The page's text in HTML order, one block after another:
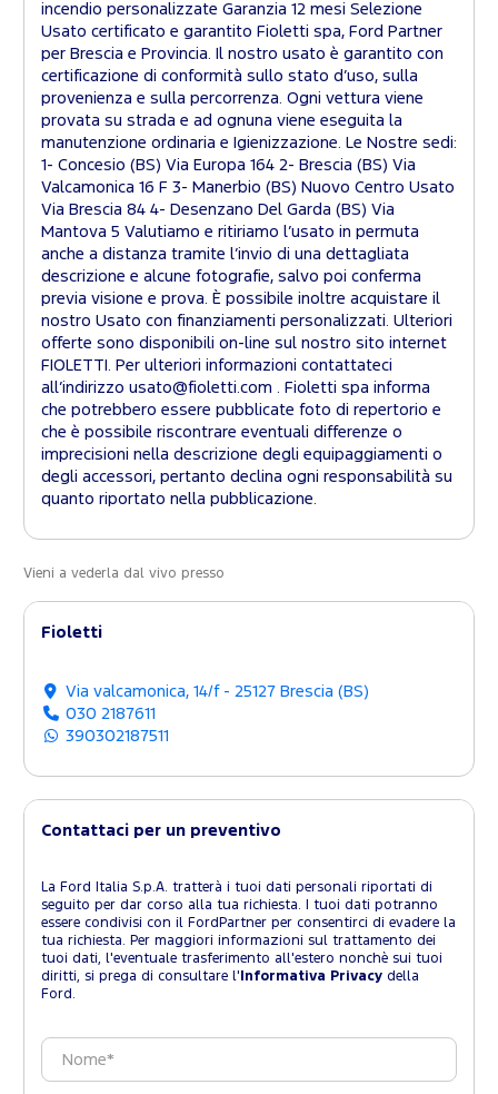
incendio personalizzate Garanzia 12 mesi Selezione
Usato certificato e garantito Fioletti spa, Ford Partner
per Brescia e Provincia. Il nostro usato è garantito con
certificazione di conformità sullo stato d’uso, sulla
provenienza e sulla percorrenza. Ogni vettura viene
provata su strada e ad ognuna viene eseguita la
manutenzione ordinaria e Igienizzazione. Le Nostre sedi:
1- Concesio (BS) Via Europa 164 2- Brescia (BS) Via
Valcamonica 16 F 3- Manerbio (BS) Nuovo Centro Usato
Via Brescia 84 4- Desenzano Del Garda (BS) Via
Mantova 5 Valutiamo e ritiriamo l’usato in permuta
anche a distanza tramite l’invio di una dettagliata
descrizione e alcune fotografie, salvo poi conferma
previa visione e prova. È possibile inoltre acquistare il
nostro Usato con finanziamenti personalizzati. Ulteriori
offerte sono disponibili on-line sul nostro sito internet
FIOLETTI. Per ulteriori informazioni contattateci
all’indirizzo usato@fioletti.com . Fioletti spa informa
che potrebbero essere pubblicate foto di repertorio e
che è possibile riscontrare eventuali differenze o
imprecisioni nella descrizione degli equipaggiamenti o
degli accessori, pertanto declina ogni responsabilità su
quanto riportato nella pubblicazione.
Vieni a vederla dal vivo presso
Fioletti
Via valcamonica, 14/f - 25127 Brescia (BS)
030 2187611
390302187511
Contattaci per un preventivo
La Ford Italia S.p.A. tratterà i tuoi dati personali riportati di
seguito per dar corso alla tua richiesta. I tuoi dati potranno
essere condivisi con il FordPartner per consentirci di evadere la
tua richiesta. Per maggiori informazioni sul trattamento dei
tuoi dati, l'eventuale trasferimento all'estero nonchè sui tuoi
diritti, si prega di consultare l' Informativa Privacy della
Ford.